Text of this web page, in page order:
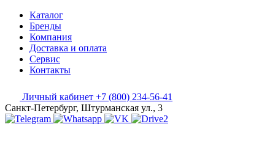
Каталог
Бренды
Компания
Доставка и оплата
Сервис
Контакты
Личный кабинет +7 (800) 234-56-41
Санкт-Петербург, Штурманская ул., 3